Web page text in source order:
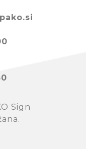
Sign